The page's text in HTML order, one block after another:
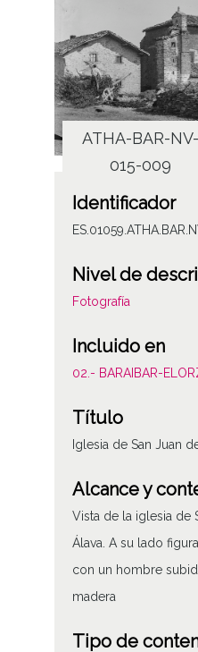
ATHA-BAR-NV-
015-009
Identificador
Nivel de
Fotografía
Incluido en
02.- BARAIBAR-
Título
Iglesia de San Juan
Alcance y
Vista de la iglesia de
Álava. A su lado
con un hombre
madera
Tipo de